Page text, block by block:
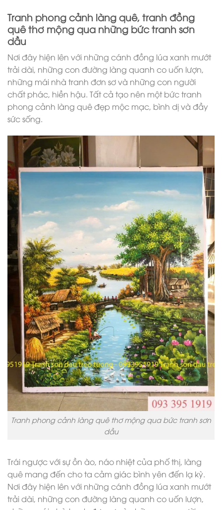
Tranh phong cảnh làng quê, tranh đồng
quê thơ mộng qua những bức tranh sơn
dầu
Nơi đây hiện lên với những cánh đồng lúa xanh mướt
trải dài, những con đường làng quanh co uốn lượn,
những mái nhà tranh đơn sơ và những con người
chất phác, hiền hậu. Tất cả tạo nên một bức tranh
phong cảnh làng quê đẹp mộc mạc, bình dị và đầy
sức sống.
Tranh phong cảnh làng quê thơ mộng qua bức tranh sơn
dầu
Trái ngược với sự ồn ào, náo nhiệt của phố thị, làng
quê mang đến cho ta cảm giác bình yên đến lạ kỳ.
Nơi đây hiện lên với những cánh đồng lúa xanh mướt
trải dài, những con đường làng quanh co uốn lượn,